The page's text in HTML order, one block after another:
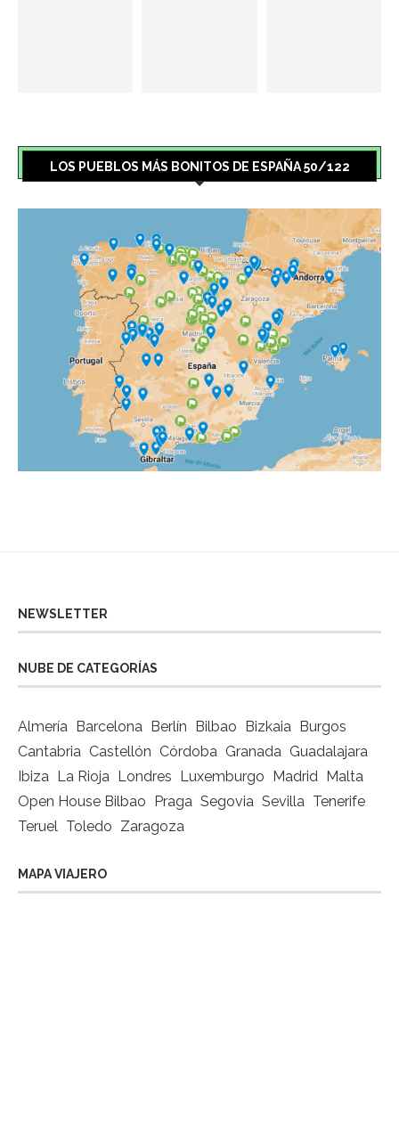
LOS PUEBLOS MÁS BONITOS DE ESPAÑA 50/122
NEWSLETTER
NUBE DE CATEGORÍAS
Almería Barcelona Berlín Bilbao Bizkaia Burgos
Cantabria Castellón Córdoba Granada Guadalajara
Ibiza La Rioja Londres Luxemburgo Madrid Malta
Open House Bilbao Praga Segovia Sevilla Tenerife
Teruel Toledo Zaragoza
MAPA VIAJERO